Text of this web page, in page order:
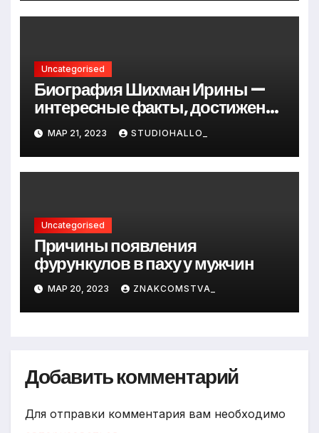
Uncategorised
Биография Шихман Ирины —
интересные факты, достижения
и путь к успеху
МАР 21, 2023 STUDIOHALLO_
Uncategorised
Причины появления
фурункулов в паху у мужчин
МАР 20, 2023 ZNAKCOMSTVA_
Добавить комментарий
Для отправки комментария вам необходимо